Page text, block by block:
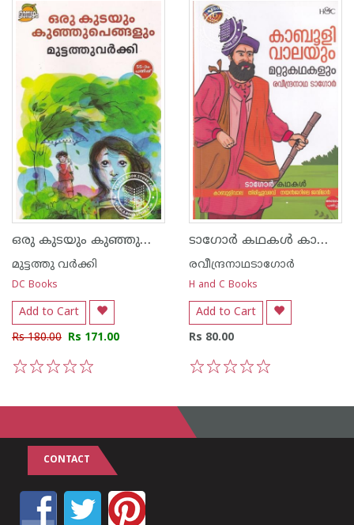
2 2
1
ഒരു കുടയും കുഞ്ഞുപെങ്ങളും
മുട്ടത്തു വര്‍ക്കി
DC Books
Add to Cart
Rs 180.00 Rs 171.00
ടാഗോര്‍ കഥകള്‍ കാബുളിവാലയും മറ്റുകഥകളും
രവീന്ദ്രനാഥടാഗോര്‍
H and C Books
Add to Cart
Rs 80.00
CONTACT